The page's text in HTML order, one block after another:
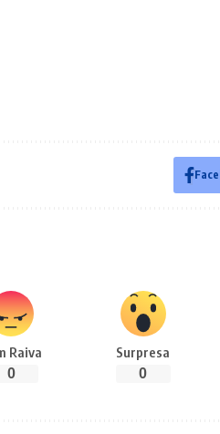
Raiva
0
Surpresa
0